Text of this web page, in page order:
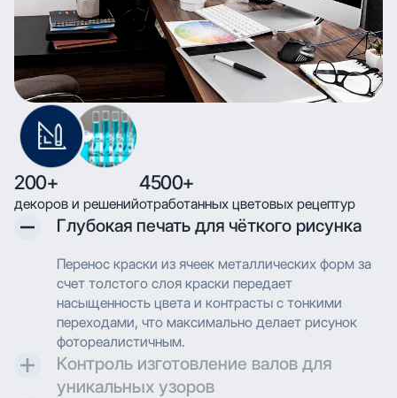
200+
декоров и решений
4500+
отработанных цветовых рецептур
Глубокая печать для чёткого рисунка
Перенос краски из ячеек металлических форм за
счет толстого слоя краски передает
насыщенность цвета и контрасты с тонкими
переходами, что максимально делает рисунок
фотореалистичным.
Контроль изготовление валов для
уникальных узоров